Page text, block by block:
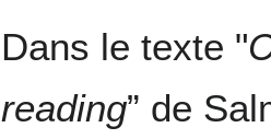
Dans le texte "
reading” de